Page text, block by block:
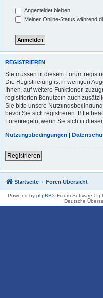
Angemeldet bleiben
Meinen Online-Status während
REGISTRIEREN
Sie müssen in diesem Forum
Die Registrierung ist in wenigen
Ihnen, auf weitere Funktionen
registrierten Benutzern auch
Sie bitte unsere
bevor Sie sich registrieren. Bitte
Forenregeln, wenn Sie sich in
Nutzungsbedingungen |
Registrieren
Startseite Foren-Übersicht
Powered by phpBB® Forum Software ©
Deutsche